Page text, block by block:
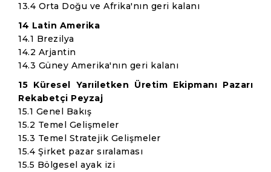
13.4 Orta Doğu ve Afrika'nın geri kalanı
14 Latin Amerika
14.1 Brezilya
14.2 Arjantin
14.3 Güney Amerika'nın geri kalanı
15 Küresel Yarıiletken Üretim Ekipmanı Pazarı
Rekabetçi Peyzaj
15.1 Genel Bakış
15.2 Temel Gelişmeler
15.3 Temel Stratejik Gelişmeler
15.4 Şirket pazar sıralaması
15.5 Bölgesel ayak izi